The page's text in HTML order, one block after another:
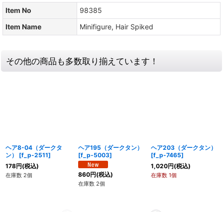
Item No
98385
Item Name
Minifigure, Hair Spiked
その他の商品も多数取り揃えています！
ヘア8-04（ダークタ
ン）
[f_p-2511]
178円(税込)
在庫数 2個
ヘア195（ダークタン）
[f_p-5003]
860円(税込)
在庫数 2個
ヘア203（ダークタン）
[f_p-7465]
1,020円(税込)
在庫数 1個